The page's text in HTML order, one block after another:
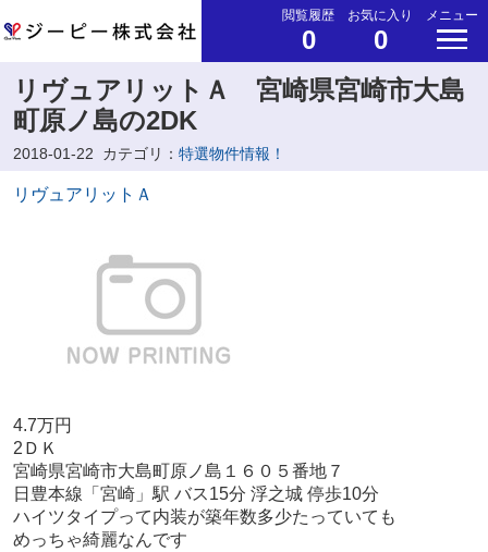
閲覧履歴
0
お気に入り
0
メニュー
リヴュアリットＡ 宮崎県宮崎市大島
町原ノ島の2DK
2018-01-22 カテゴリ： 特選物件情報！
リヴュアリットＡ
4.7万円
2ＤＫ
宮崎県宮崎市大島町原ノ島１６０５番地７
日豊本線「宮崎」駅 バス15分 浮之城 停歩10分
ハイツタイプって内装が築年数多少たっていても
めっちゃ綺麗なんです